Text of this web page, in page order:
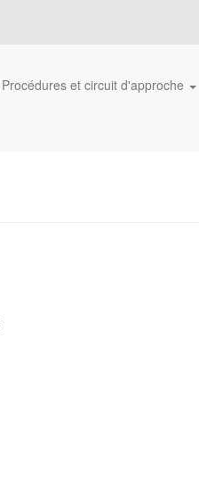
Procédures et circuit d'approche